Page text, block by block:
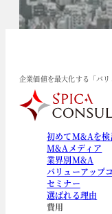
企業価値を最大化する「バ
初めてM&Aを検
M&Aメディア
業界別M&A
バリューアップ
セミナー
選ばれる理由
費用